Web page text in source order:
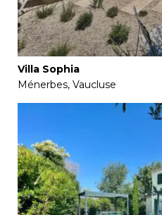
Villa Sophia
Ménerbes, Vaucluse